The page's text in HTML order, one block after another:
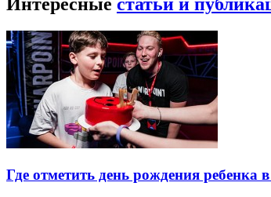
Где отметить день рождения